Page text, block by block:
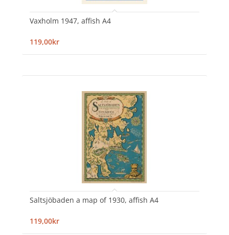
Vaxholm 1947, affish A4
119,00kr
Saltsjöbaden a map of 1930, affish A4
119,00kr